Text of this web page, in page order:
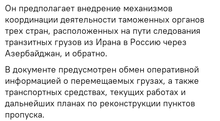
Он предполагает внедрение механизмов
координации деятельности таможенных органов
трех стран, расположенных на пути следования
транзитных грузов из Ирана в Россию через
Азербайджан, и обратно.
В документе предусмотрен обмен оперативной
информацией о перемещаемых грузах, а также
транспортных средствах, текущих работах и
дальнейших планах по реконструкции пунктов
пропуска.